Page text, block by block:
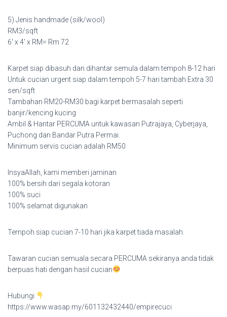
5) Jenis handmade (silk/wool)
RM3/sqft
6′ x 4′ x RM= Rm 72
Karpet siap dibasuh dan dihantar semula dalam tempoh 8-12 hari
Untuk cucian urgent siap dalam tempoh 5-7 hari tambah Extra 30
sen/sqft
Tambahan RM20-RM30 bagi karpet bermasalah seperti
banjir/kencing kucing
Ambil & Hantar PERCUMA untuk kawasan Putrajaya, Cyberjaya,
Puchong dan Bandar Putra Permai.
Minimum servis cucian adalah RM50
InsyaAllah, kami memberi jaminan
100% bersih dari segala kotoran
100% suci
100% selamat digunakan
Tempoh siap cucian 7-10 hari jika karpet tiada masalah.
Tawaran cucian semuala secara PERCUMA sekiranya anda tidak
berpuas hati dengan hasil cucian
Hubungi
https://www.wasap.my/601132432440/empirecuci